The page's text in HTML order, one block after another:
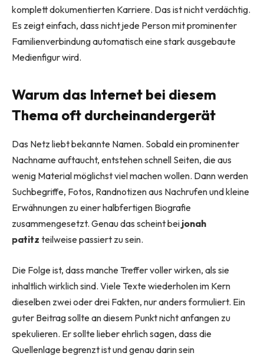
komplett dokumentierten Karriere. Das ist nicht verdächtig.
Es zeigt einfach, dass nicht jede Person mit prominenter
Familienverbindung automatisch eine stark ausgebaute
Medienfigur wird.
Warum das Internet bei diesem
Thema oft durcheinandergerät
Das Netz liebt bekannte Namen. Sobald ein prominenter
Nachname auftaucht, entstehen schnell Seiten, die aus
wenig Material möglichst viel machen wollen. Dann werden
Suchbegriffe, Fotos, Randnotizen aus Nachrufen und kleine
Erwähnungen zu einer halbfertigen Biografie
zusammengesetzt. Genau das scheint bei jonah
patitz teilweise passiert zu sein.
Die Folge ist, dass manche Treffer voller wirken, als sie
inhaltlich wirklich sind. Viele Texte wiederholen im Kern
dieselben zwei oder drei Fakten, nur anders formuliert. Ein
guter Beitrag sollte an diesem Punkt nicht anfangen zu
spekulieren. Er sollte lieber ehrlich sagen, dass die
Quellenlage begrenzt ist und genau darin sein